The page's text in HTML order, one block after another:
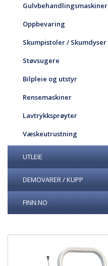
Gulvbehandlingsmaskiner
Oppbevaring
Skumpistoler / Skumdyser
Støvsugere
Bilpleie og utstyr
Rensemaskiner
Lavtrykksprøyter
Væskeutrustning
UTLEIE
DEMOVARER / KUPP
FINN.NO